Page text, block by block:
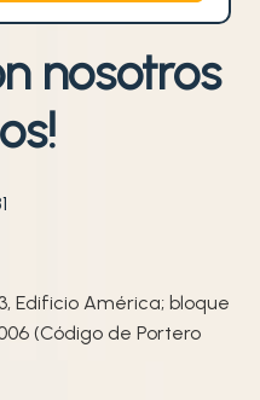
nosotros
3, Edificio América; bloque
(Código de Portero